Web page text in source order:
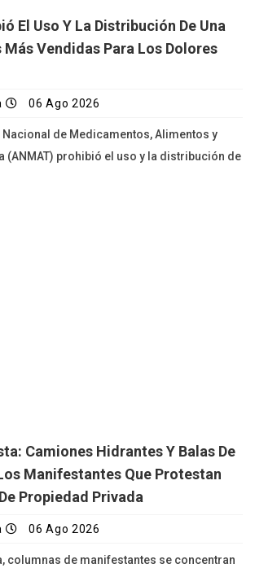
El Uso Y La Distribución De Una
Más Vendidas Para Los Dolores
06 Ago 2026
de Medicamentos, Alimentos y
(ANMAT) prohibió el uso y la distribución de
Camiones Hidrantes Y Balas De
Manifestantes Que Protestan
Propiedad Privada
06 Ago 2026
columnas de manifestantes se concentran